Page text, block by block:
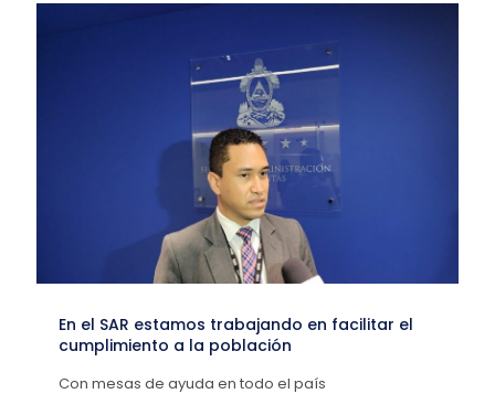
En el SAR estamos trabajando en facilitar el
cumplimiento a la población
Con mesas de ayuda en todo el país